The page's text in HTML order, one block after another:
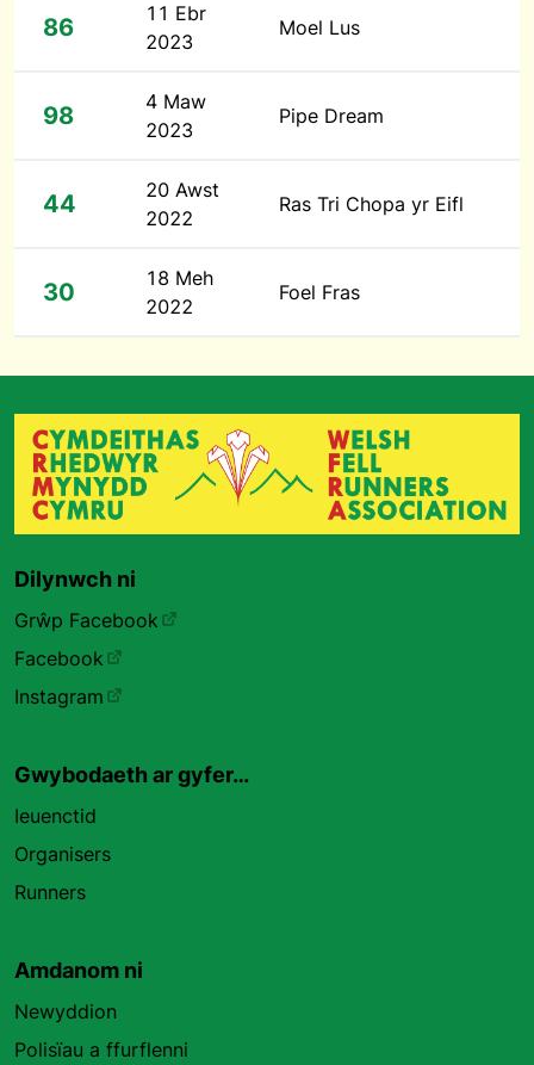
86
11 Ebr
2023
Moel Lus
98
4 Maw
2023
Pipe Dream
44
20 Awst
2022
Ras Tri Chopa yr Eifl
30
18 Meh
2022
Foel Fras
Dilynwch ni
Grŵp Facebook
Facebook
Instagram
Gwybodaeth ar gyfer…
Ieuenctid
Organisers
Runners
Amdanom ni
Newyddion
Polisïau a ffurflenni